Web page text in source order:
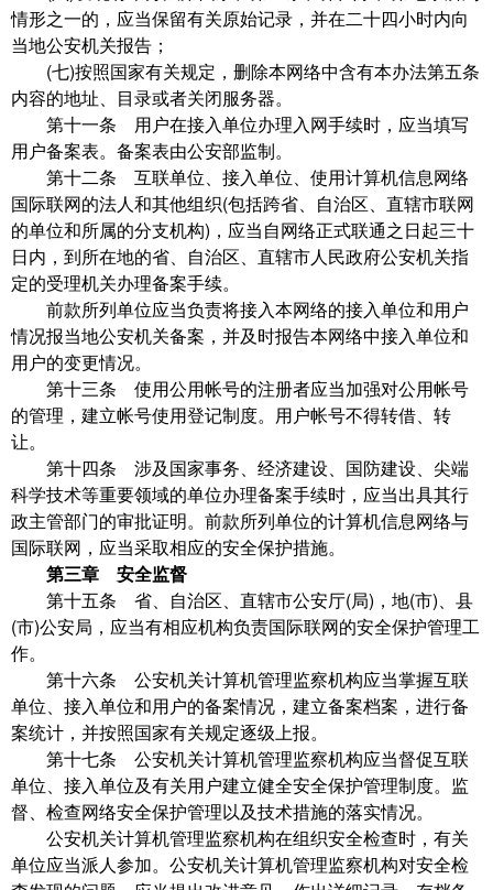
情形之一的，应当保留有关原始记录，并在二十四小时内向
当地公安机关报告；
(七)按照国家有关规定，删除本网络中含有本办法第五条
内容的地址、目录或者关闭服务器。
第十一条 用户在接入单位办理入网手续时，应当填写
用户备案表。备案表由公安部监制。
第十二条 互联单位、接入单位、使用计算机信息网络
国际联网的法人和其他组织(包括跨省、自治区、直辖市联网
的单位和所属的分支机构)，应当自网络正式联通之日起三十
日内，到所在地的省、自治区、直辖市人民政府公安机关指
定的受理机关办理备案手续。
前款所列单位应当负责将接入本网络的接入单位和用户
情况报当地公安机关备案，并及时报告本网络中接入单位和
用户的变更情况。
第十三条 使用公用帐号的注册者应当加强对公用帐号
的管理，建立帐号使用登记制度。用户帐号不得转借、转
让。
第十四条 涉及国家事务、经济建设、国防建设、尖端
科学技术等重要领域的单位办理备案手续时，应当出具其行
政主管部门的审批证明。前款所列单位的计算机信息网络与
国际联网，应当采取相应的安全保护措施。
第三章 安全监督
第十五条 省、自治区、直辖市公安厅(局)，地(市)、县
(市)公安局，应当有相应机构负责国际联网的安全保护管理工
作。
第十六条 公安机关计算机管理监察机构应当掌握互联
单位、接入单位和用户的备案情况，建立备案档案，进行备
案统计，并按照国家有关规定逐级上报。
第十七条 公安机关计算机管理监察机构应当督促互联
单位、接入单位及有关用户建立健全安全保护管理制度。监
督、检查网络安全保护管理以及技术措施的落实情况。
公安机关计算机管理监察机构在组织安全检查时，有关
单位应当派人参加。公安机关计算机管理监察机构对安全检